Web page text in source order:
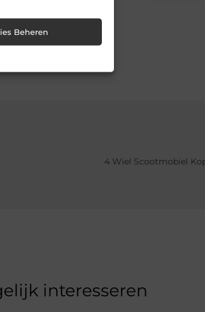
Beheren
4 Wiel Scootmobiel
interesseren